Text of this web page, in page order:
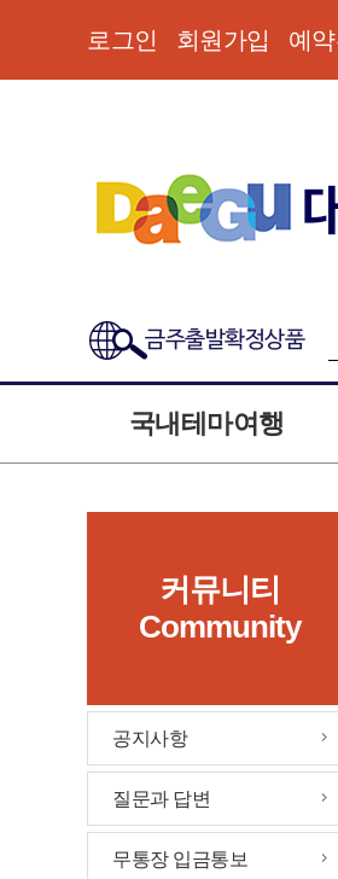
로그인 회원가입 예
금주출발확정상품
국내테마여행
커뮤니티
Community
공지사항
질문과 답변
무통장 입금통보